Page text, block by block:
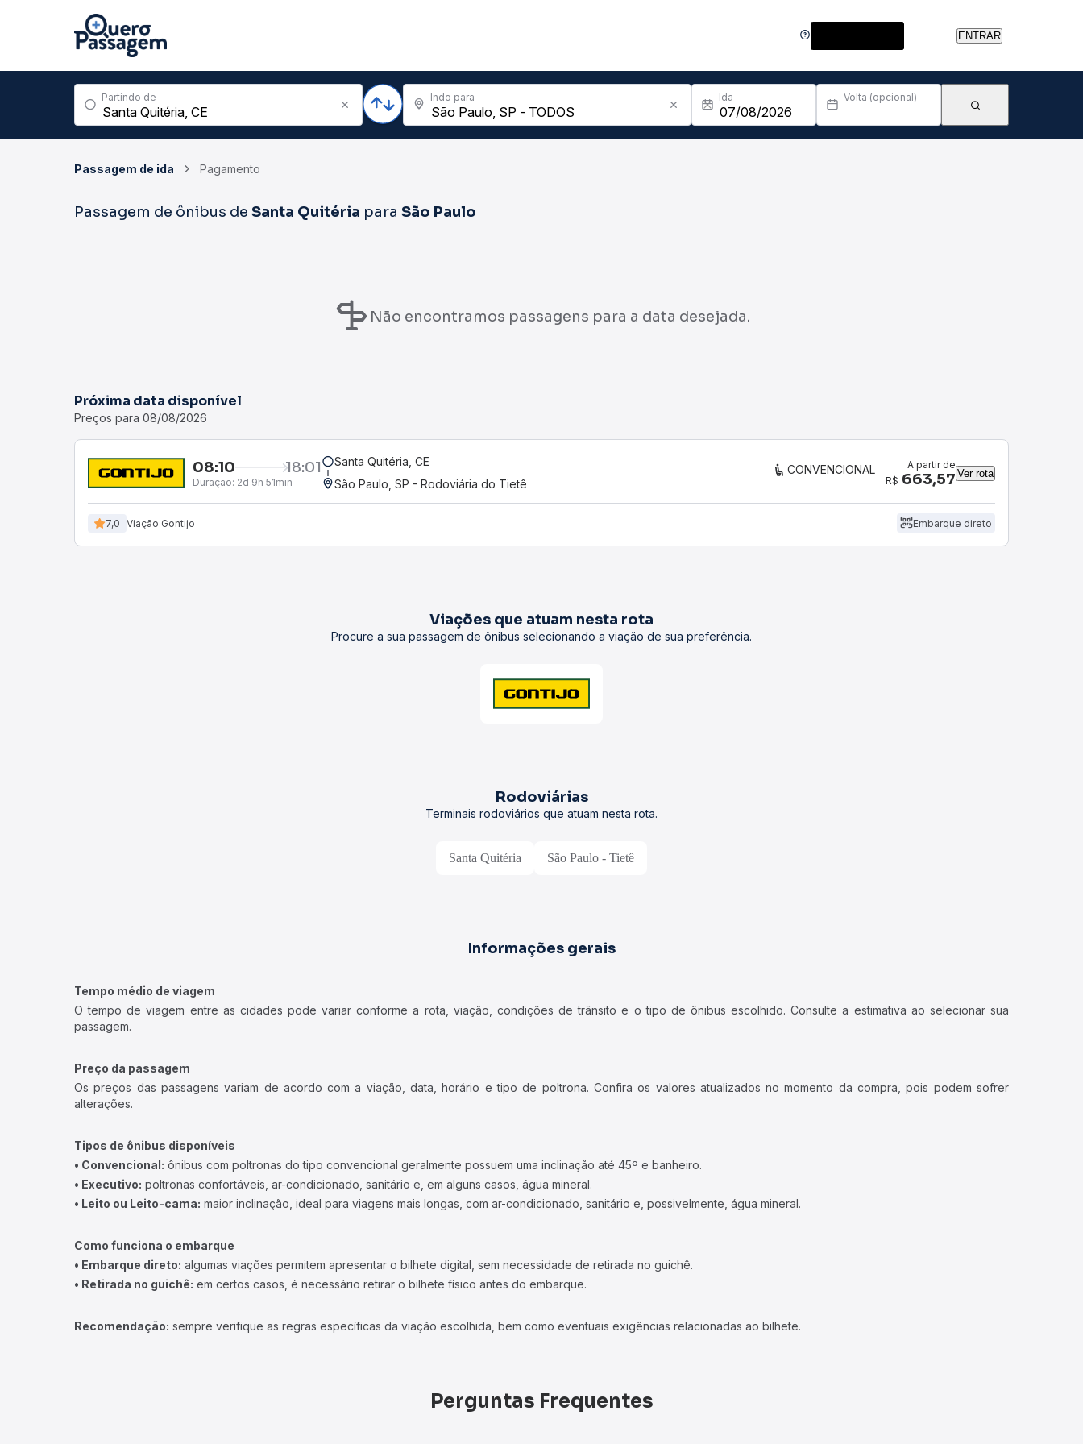
ENTRAR
Partindo de Indo para Ida Volta (opcional)
Passagem de ida Pagamento
Passagem de ônibus de Santa Quitéria para São Paulo
Não encontramos passagens para a data desejada.
Próxima data disponível
Preços para 08/08/2026
08:10 18:01
Duração: 2d 9h 51min
Santa Quitéria, CE
São Paulo, SP - Rodoviária do Tietê
CONVENCIONAL
A partir de
R$ 663,57 Ver rota
7,0 Viação Gontijo Embarque direto
Viações que atuam nesta rota
Procure a sua passagem de ônibus selecionando a viação de sua preferência.
Rodoviárias
Terminais rodoviários que atuam nesta rota.
Santa Quitéria São Paulo - Tietê
Informações gerais
Tempo médio de viagem
O tempo de viagem entre as cidades pode variar conforme a rota, viação, condições de trânsito e o tipo de ônibus escolhido. Consulte a estimativa ao selecionar sua
passagem.
Preço da passagem
Os preços das passagens variam de acordo com a viação, data, horário e tipo de poltrona. Confira os valores atualizados no momento da compra, pois podem sofrer
alterações.
Tipos de ônibus disponíveis
• Convencional: ônibus com poltronas do tipo convencional geralmente possuem uma inclinação até 45º e banheiro.
• Executivo: poltronas confortáveis, ar-condicionado, sanitário e, em alguns casos, água mineral.
• Leito ou Leito-cama: maior inclinação, ideal para viagens mais longas, com ar-condicionado, sanitário e, possivelmente, água mineral.
Como funciona o embarque
• Embarque direto: algumas viações permitem apresentar o bilhete digital, sem necessidade de retirada no guichê.
• Retirada no guichê: em certos casos, é necessário retirar o bilhete físico antes do embarque.
Recomendação: sempre verifique as regras específicas da viação escolhida, bem como eventuais exigências relacionadas ao bilhete.
Perguntas Frequentes